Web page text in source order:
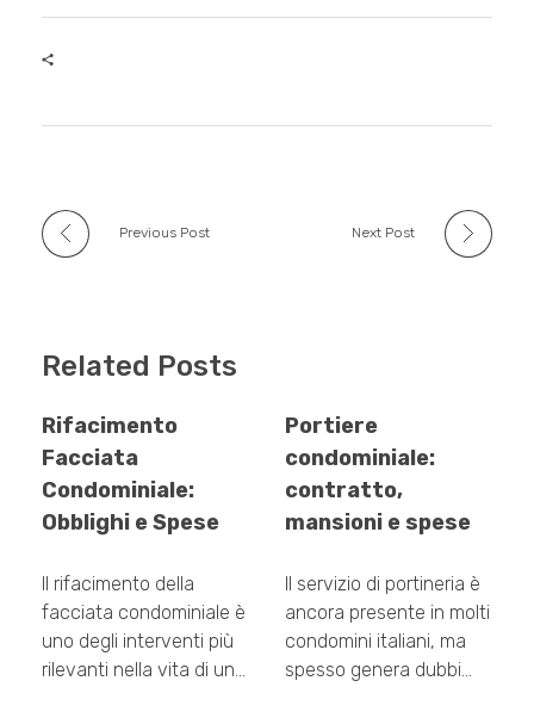
e er bl s
e
Previous Post Next Post
Related Posts
Rifacimento
Facciata
Condominiale:
Obblighi e Spese
Il rifacimento della
facciata condominiale è
uno degli interventi più
rilevanti nella vita di un…
Portiere
condominiale:
contratto,
mansioni e spese
Il servizio di portineria è
ancora presente in molti
condomini italiani, ma
spesso genera dubbi…